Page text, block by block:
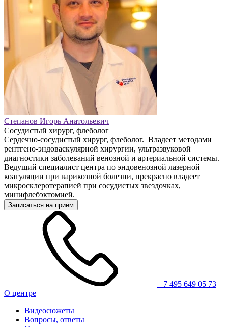
Степанов Игорь Анатольевич
Сосудистый хирург, флеболог
Сердечно-сосудистый хирург, флеболог. Владеет методами
рентгено-эндоваскулярной хирургии, ультразвуковой
диагностики заболеваний венозной и артериальной системы.
Ведущий специалист центра по эндовенозной лазерной
коагуляции при варикозной болезни, прекрасно владеет
микросклеротерапией при сосудистых звездочках,
минифлебэктомией.
Записаться на приём
+7 495 649 05 73
О центре
Видеосюжеты
Вопросы, ответы